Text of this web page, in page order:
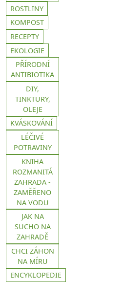
ROSTLINY
KOMPOST
RECEPTY
EKOLOGIE
PŘÍRODNÍ
ANTIBIOTIKA
DIY,
TINKTURY,
OLEJE
KVÁSKOVÁNÍ
LÉČIVÉ
POTRAVINY
KNIHA
ROZMANITÁ
ZAHRADA -
ZAMĚŘENO
NA VODU
JAK NA
SUCHO NA
ZAHRADĚ
CHCI ZÁHON
NA MÍRU
ENCYKLOPEDIE